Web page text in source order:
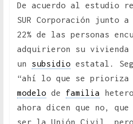
De acuerdo al estudio
SUR Corporación junto
22% de las personas
adquirieron su vivienda
un subsidioestatal.
“ahí lo que se prioriza
modelode familia
ahora dicen que no, que